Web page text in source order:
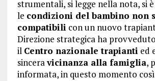
strumentali, si legge nella nota, si
le condizioni del bambino non
compatibili con un nuovo
Direzione strategica ha
il Centro nazionale trapianti ed
sinceravicinanza alla famiglia,
informata, in questo momento